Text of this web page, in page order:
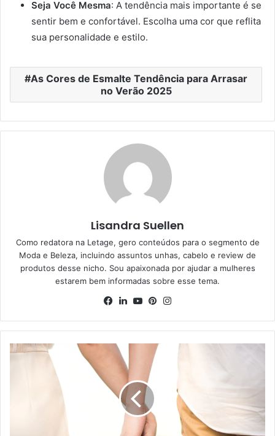
Seja Você Mesma: A tendência mais importante é se
sentir bem e confortável. Escolha uma cor que reflita
sua personalidade e estilo.
As Cores de Esmalte Tendência para Arrasar
no Verão 2025
Lisandra Suellen
Como redatora na Letage, gero conteúdos para o segmento de
Moda e Beleza, incluindo assuntos unhas, cabelo e review de
produtos desse nicho. Sou apaixonada por ajudar a mulheres
estarem bem informadas sobre esse tema.
Facebook
Linkedin
YouTubePinterest